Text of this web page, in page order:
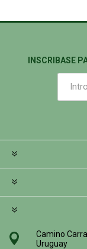
INSCRIBASE
Camino
Uruguay